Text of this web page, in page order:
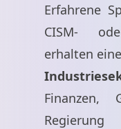
Erfahrene
CISM-
erhalten
Finanzen,